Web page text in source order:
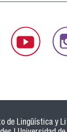
de Lingüística y